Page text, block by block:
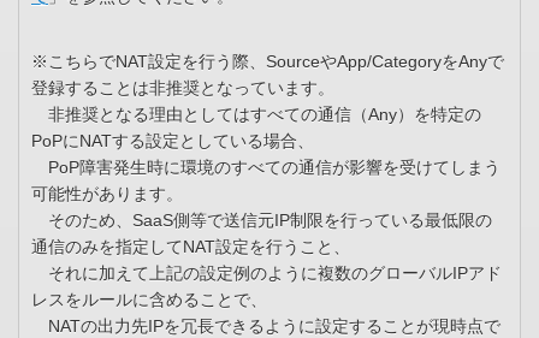
※こちらでNAT設定を行う際、SourceやApp/CategoryをAnyで
登録することは非推奨となっています。
非推奨となる理由としてはすべての通信（Any）を特定の
PoPにNATする設定としている場合、
PoP障害発生時に環境のすべての通信が影響を受けてしまう
可能性があります。
そのため、SaaS側等で送信元IP制限を行っている最低限の
通信のみを指定してNAT設定を行うこと、
それに加えて上記の設定例のように複数のグローバルIPアド
レスをルールに含めることで、
NATの出力先IPを冗長できるように設定することが現時点で